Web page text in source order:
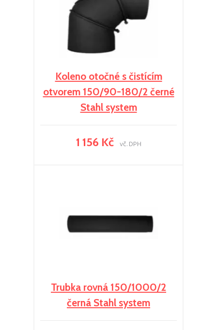
Koleno otočné s čistícím
otvorem 150/90-180/2 černé
Stahl system
1 156 Kč vč. DPH
Trubka rovná 150/1000/2
černá Stahl system